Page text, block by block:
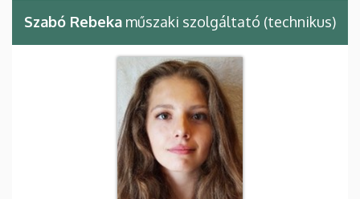
Szabó Rebeka műszaki szolgáltató (technikus)